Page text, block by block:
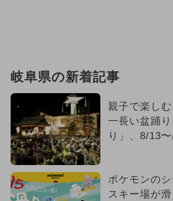
岐阜県の新着記事
親子で楽し
一長い盆踊
り」、8/13
ポケモンの
スキー場が